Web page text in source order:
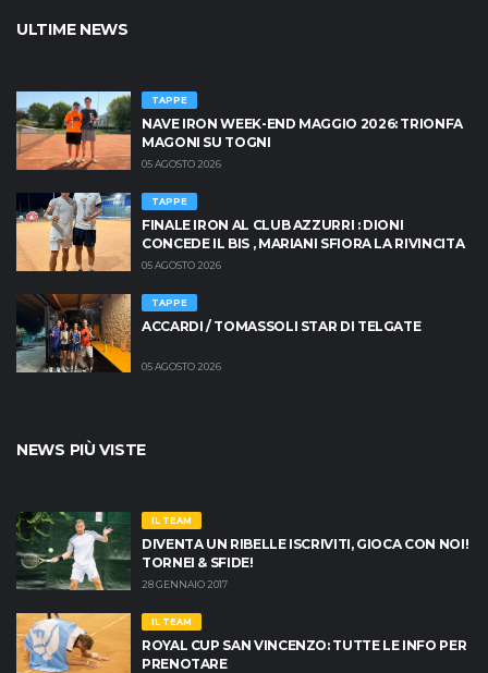
ULTIME NEWS
TAPPE
NAVE IRON WEEK-END MAGGIO 2026: TRIONFA
MAGONI SU TOGNI
05 AGOSTO 2026
TAPPE
FINALE IRON AL CLUB AZZURRI : DIONI
CONCEDE IL BIS , MARIANI SFIORA LA RIVINCITA
05 AGOSTO 2026
TAPPE
ACCARDI / TOMASSOLI STAR DI TELGATE
05 AGOSTO 2026
NEWS PIÙ VISTE
IL TEAM
DIVENTA UN RIBELLE ISCRIVITI, GIOCA CON NOI!
TORNEI & SFIDE!
28 GENNAIO 2017
IL TEAM
ROYAL CUP SAN VINCENZO: TUTTE LE INFO PER
PRENOTARE